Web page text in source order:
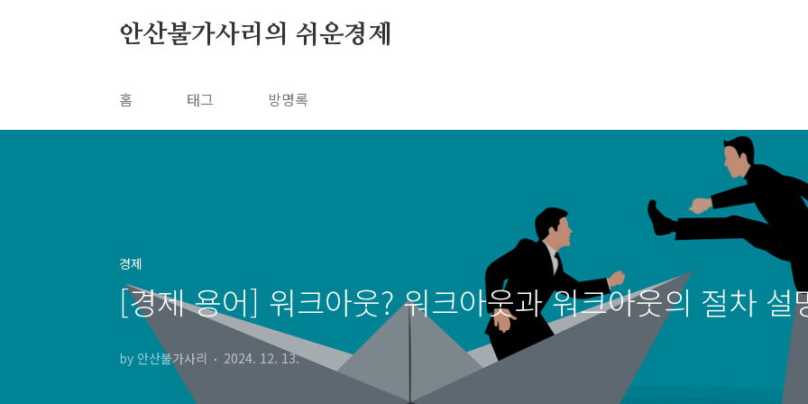
안산불가사리의 쉬운경제
홈 태그 방명록
경제
[경제 용어] 워크아웃? 워크아웃과 워크아웃의 절차 설
by 안산불가사리 2024. 12. 13.